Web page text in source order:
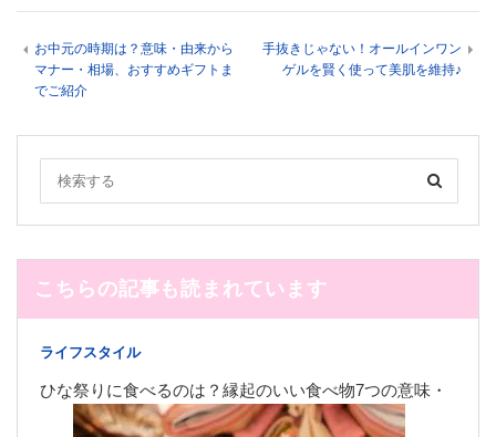
お中元の時期は？意味・由来から
マナー・相場、おすすめギフトま
でご紹介
手抜きじゃない！オールインワン
ゲルを賢く使って美肌を維持♪
こちらの記事も読まれています
ライフスタイル
ひな祭りに食べるのは？縁起のいい食べ物7つの意味・